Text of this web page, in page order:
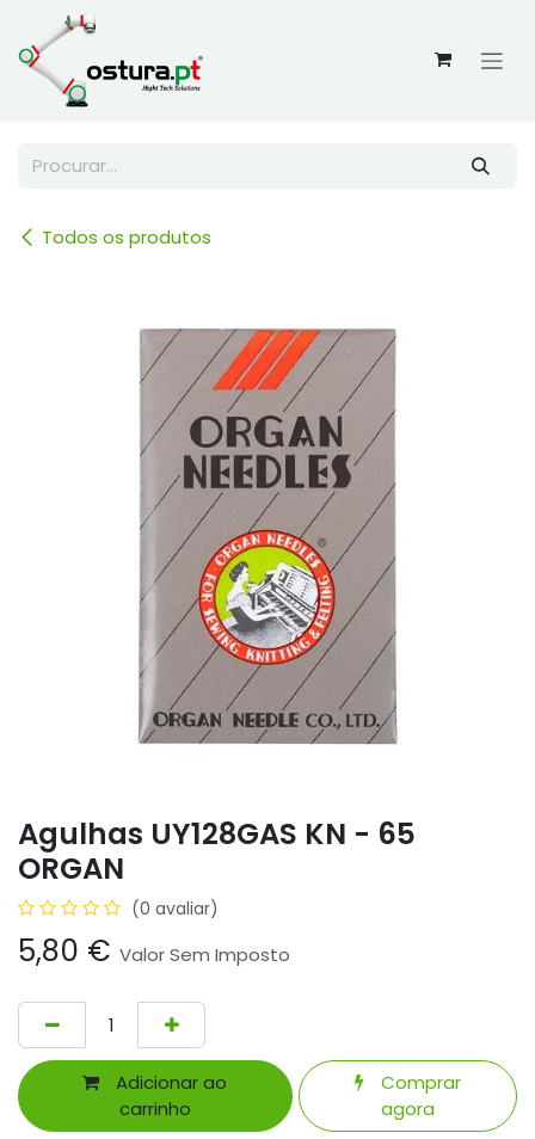
Skip to Content
Todos os produtos
Agulhas UY128GAS KN - 65
ORGAN
(0 avaliar)
5,80 € Valor Sem Imposto
Adicionar ao
carrinho
Comprar
agora